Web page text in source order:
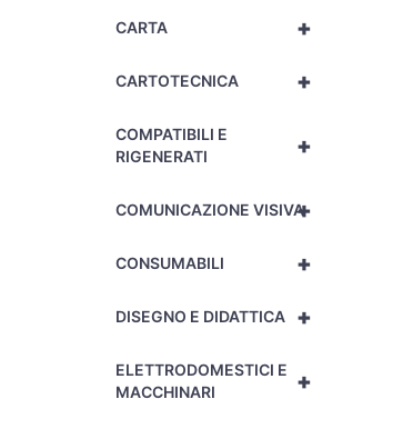
+
CARTA
+
CARTOTECNICA
+
COMPATIBILI E
RIGENERATI
+
COMUNICAZIONE VISIVA
+
CONSUMABILI
+
DISEGNO E DIDATTICA
+
ELETTRODOMESTICI E
MACCHINARI